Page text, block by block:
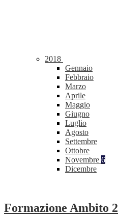
2018
Gennaio
Febbraio
Marzo
Aprile
Maggio
Giugno
Luglio
Agosto
Settembre
Ottobre
Novembre 6
Dicembre
Formazione Ambito 2